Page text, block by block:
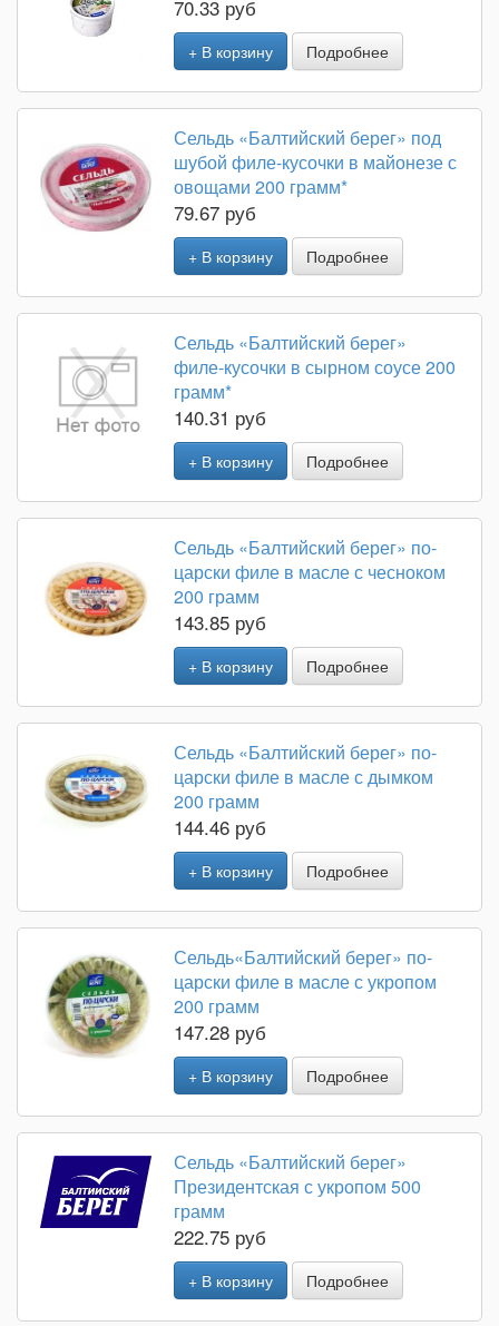
70.33 руб
+ В корзину Подробнее
Сельдь «Балтийский берег» под
шубой филе-кусочки в майонезе с
овощами 200 грамм*
79.67 руб
+ В корзину Подробнее
Сельдь «Балтийский берег»
филе-кусочки в сырном соусе 200
грамм*
140.31 руб
+ В корзину Подробнее
Сельдь «Балтийский берег» по-
царски филе в масле с чесноком
200 грамм
143.85 руб
+ В корзину Подробнее
Сельдь «Балтийский берег» по-
царски филе в масле с дымком
200 грамм
144.46 руб
+ В корзину Подробнее
Сельдь«Балтийский берег» по-
царски филе в масле с укропом
200 грамм
147.28 руб
+ В корзину Подробнее
Сельдь «Балтийский берег»
Президентская с укропом 500
грамм
222.75 руб
+ В корзину Подробнее